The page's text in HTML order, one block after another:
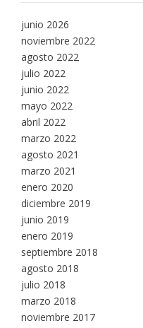
junio 2026
noviembre 2022
agosto 2022
julio 2022
junio 2022
mayo 2022
abril 2022
marzo 2022
agosto 2021
marzo 2021
enero 2020
diciembre 2019
junio 2019
enero 2019
septiembre 2018
agosto 2018
julio 2018
marzo 2018
noviembre 2017